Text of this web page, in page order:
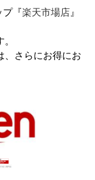
プ『楽天市場店』
さらにお得にお